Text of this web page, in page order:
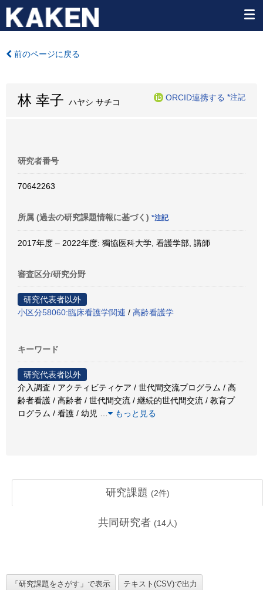
前のページに戻る
林 幸子 ハヤシ サチコ
ORCID連携する *注記
研究者番号
70642263
所属 (過去の研究課題情報に基づく) *注記
2017年度 – 2022年度: 獨協医科大学, 看護学部, 講師
審査区分/研究分野
研究代表者以外
小区分58060:臨床看護学関連 / 高齢看護学
キーワード
研究代表者以外
介入調査 / アクティビティケア / 世代間交流プログラム / 高
齢者看護 / 高齢者 / 世代間交流 / 継続的世代間交流 / 教育プ
ログラム / 看護 / 幼児
もっと見る
研究課題 (2件)
共同研究者 (14人)